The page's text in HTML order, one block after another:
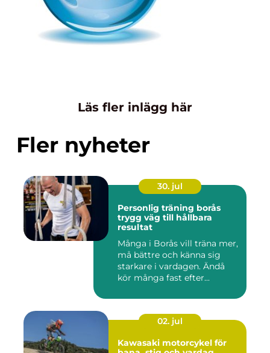
Läs fler inlägg här
Fler nyheter
30. jul
Personlig träning borås
trygg väg till hållbara
resultat
Många i Borås vill träna mer,
må bättre och känna sig
starkare i vardagen. Ändå
kör många fast efter...
02. jul
Kawasaki motorcykel för